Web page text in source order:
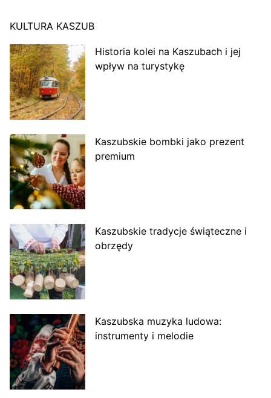
KULTURA KASZUB
Historia kolei na Kaszubach i jej
wpływ na turystykę
Kaszubskie bombki jako prezent
premium
Kaszubskie tradycje świąteczne i
obrzędy
Kaszubska muzyka ludowa:
instrumenty i melodie